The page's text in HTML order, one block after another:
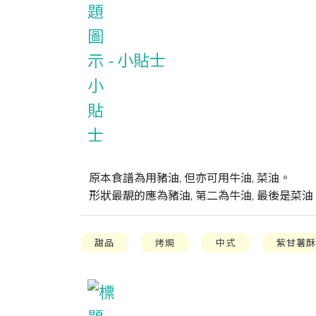
小貼士
原本食譜為用豬油, 但亦可用牛油, 菜油。
形狀最靚的應為豬油, 第二為牛油, 最後是菜油
甜品 烤焗 中式 紫甘薯酥